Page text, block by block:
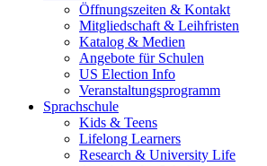
Öffnungszeiten & Kontakt
Mitgliedschaft & Leihfristen
Katalog & Medien
Angebote für Schulen
US Election Info
Veranstaltungsprogramm
Sprachschule
Kids & Teens
Lifelong Learners
Research & University Life